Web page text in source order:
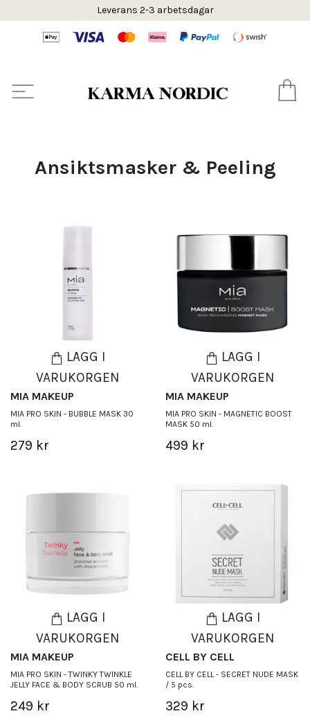
Leverans 2-3 arbetsdagar
Ansiktsmasker & Peeling
LÄGG I
VARUKORGEN
MIA MAKEUP
MIA PRO SKIN - BUBBLE MASK 30
ml.
279 kr
LÄGG I
VARUKORGEN
MIA MAKEUP
MIA PRO SKIN - MAGNETIC BOOST
MASK 50 ml.
499 kr
LÄGG I
VARUKORGEN
MIA MAKEUP
MIA PRO SKIN - TWINKY TWINKLE
JELLY FACE & BODY SCRUB 50 ml.
249 kr
LÄGG I
VARUKORGEN
CELL BY CELL
CELL BY CELL - SECRET NUDE MASK
/ 5 pcs.
329 kr